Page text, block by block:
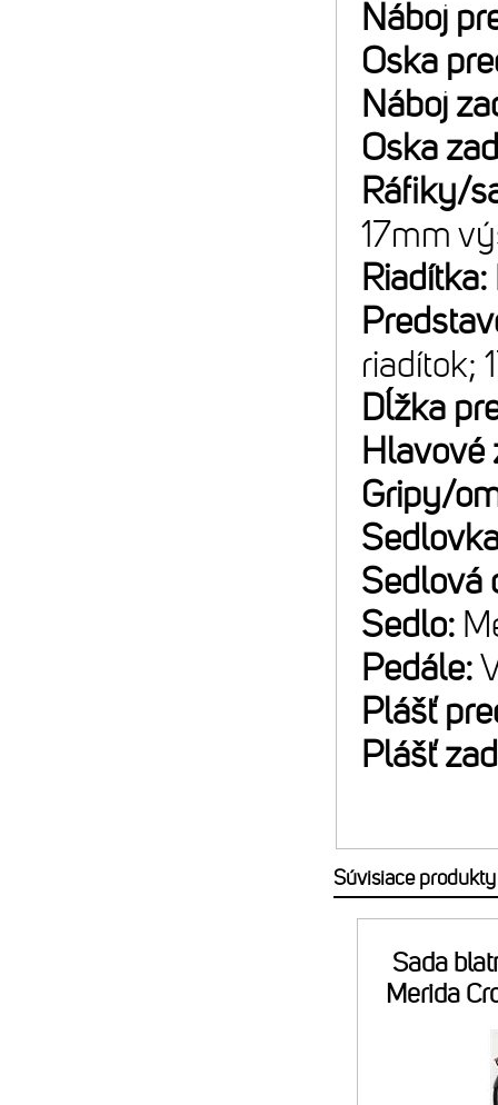
Náboj
Oska
Náboj
Oska
Ráfiky/
17mm
Riadítka:
riadítok;
Dĺžka
Hlavové
Gripy/
Sedlová
Sedlo:
Pedále:
Plášť
Plášť
Súvisiace produkty
Sada
Merida